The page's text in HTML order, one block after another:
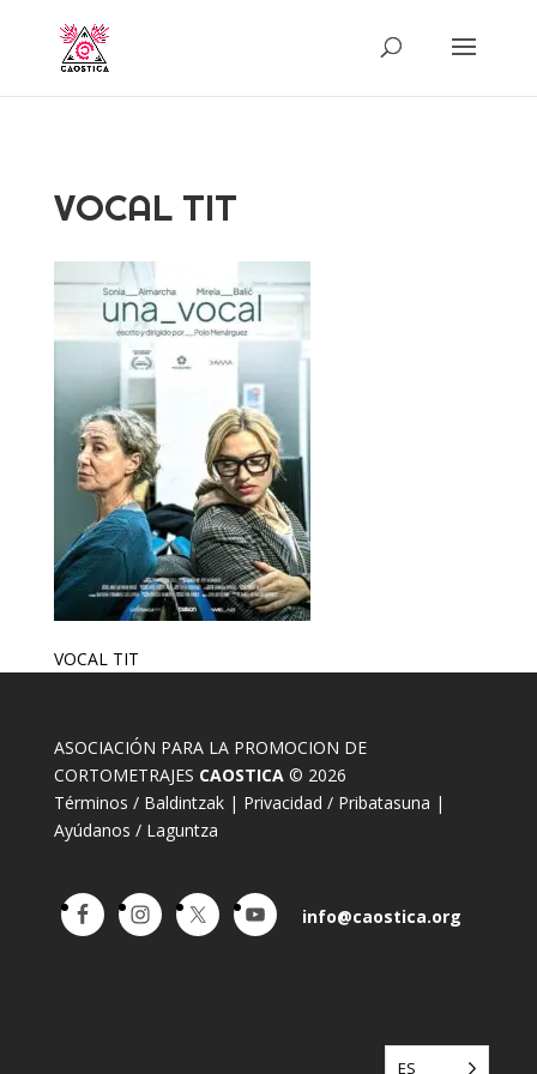
VOCAL TIT
VOCAL TIT
ASOCIACIÓN PARA LA PROMOCION DE
CORTOMETRAJES CAOSTICA© 2026
Términos / Baldintzak| Privacidad / Pribatasuna |
Ayúdanos / Laguntza
info@caostica.org
ES